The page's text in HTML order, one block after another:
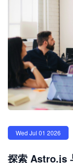
Wed Jul 01 2026
探索 Astro.js